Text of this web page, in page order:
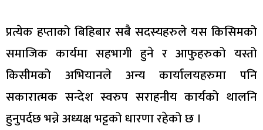
प्रत्येक हप्ताको बिहिबार सबै सदस्यहरुले यस किसिमको
समाजिक कार्यमा सहभागी हुने र आफुहरुको यस्तो
किसीमको अभियानले अन्य कार्यालयहरुमा पनि
सकारात्मक सन्देश स्वरुप सराहनीय कार्यको थालनि
हुनुपर्दछ भन्ने अध्यक्ष भट्टको धारणा रहेको छ ।